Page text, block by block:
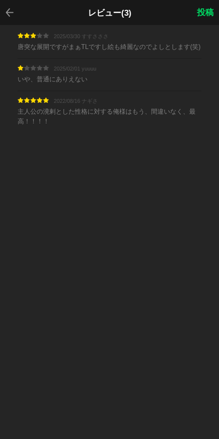
レビュー(3)
戻る
投稿
2025/03/30 すすさささ
唐突な展開ですがまぁTLですし絵も綺麗なのでよしとします(笑)
2025/02/01 yuuuu
いや、普通にありえない
2022/08/16 ナギさ
主人公の溌剌とした性格に対する俺様はもう、間違いなく、最
高！！！！